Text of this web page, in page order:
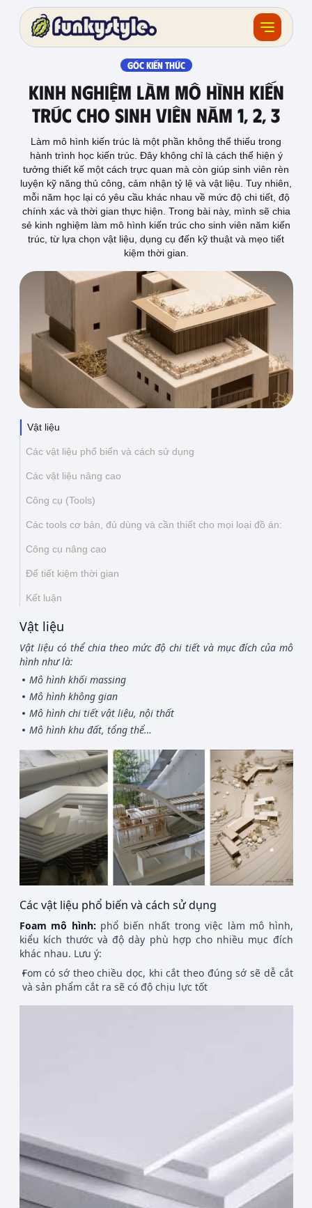
Khóa học
Sản phẩm
Giải thưởng
Đồ án
Feedback
Thông tin liên hệ
Địa chỉ:209/8D QL13, Phường Bình Thạnh,
Thành Phố Hồ Chí Minh, Việt Nam
Email:
funkystylemanage@gmail.com
Điện thoại:
Đăng ký
GÓC KIẾN THỨC
Kinh Nghiệm Làm Mô Hình Kiến
Trúc Cho Sinh Viên Năm 1, 2, 3
Làm mô hình kiến trúc là một phần không thể thiếu trong
hành trình học kiến trúc. Đây không chỉ là cách thể hiện ý
tưởng thiết kế một cách trực quan mà còn giúp sinh viên rèn
luyện kỹ năng thủ công, cảm nhận tỷ lệ và vật liệu. Tuy nhiên,
mỗi năm học lại có yêu cầu khác nhau về mức độ chi tiết, độ
chính xác và thời gian thực hiện. Trong bài này, mình sẽ chia
sẻ kinh nghiệm làm mô hình kiến trúc cho sinh viên năm kiến
trúc, từ lựa chọn vật liệu, dụng cụ đến kỹ thuật và mẹo tiết
kiệm thời gian.
Vật liệu
Các vật liệu phổ biến và cách sử dụng
Các vật liệu nâng cao
Công cụ (Tools)
Các tools cơ bản, đủ dùng và cần thiết cho mọi loại đồ án:
Công cụ nâng cao
Để tiết kiệm thời gian
Kết luận
Vật liệu
Vật liệu có thể chia theo mức độ chi tiết và mục đích của mô
hình như là:
Mô hình khối massing
Mô hình không gian
Mô hình chi tiết vật liệu, nội thất
Mô hình khu đất, tổng thể…
Các vật liệu phổ biến và cách sử dụng
Foam mô hình: phổ biến nhất trong việc làm mô hình,
kiểu kích thước và độ dày phù hợp cho nhiều mục đích
khác nhau. Lưu ý:
Fom có sớ theo chiều dọc, khi cắt theo đúng sớ sẽ dễ cắt
và sản phẩm cắt ra sẽ có độ chịu lực tốt